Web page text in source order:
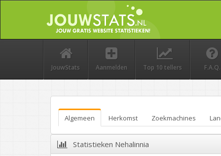
JouwStats Aanmelden Top 10 tellers F.A.Q.
Algemeen Herkomst Zoekmachines
Statistieken Nehalinnia